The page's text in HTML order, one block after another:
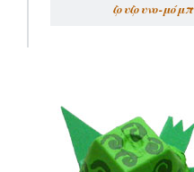
ζουζουνο-